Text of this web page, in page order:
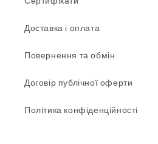
Доставка і оплата
Повернення та обмін
Договір публічної оферти
Політика конфіденційності